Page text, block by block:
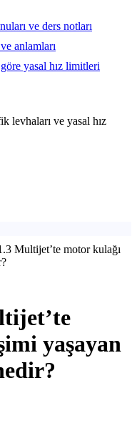
ve ders notları
anlamları
yasal hız limitleri
levhaları ve yasal hız
Multijet’te motor kulağı
yaşayan